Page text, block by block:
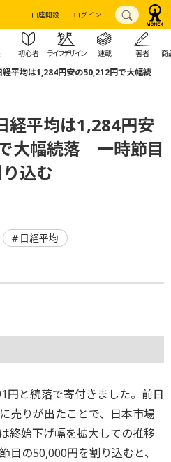
口座開設 ログイン
初心者 ライフデザイン 連載 著者 商
経平均は1,284円安の50,212円で大幅続
経平均は1,284円安
大幅続落 一時節目
込む
日経平均
円と続落で寄付きました。前日
売りが出たことで、日本市場
終始下げ幅を拡大しての推移
目の50,000円を割り込むと、